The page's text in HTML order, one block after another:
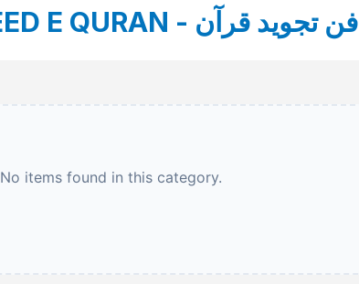
05 - FAN E TAJWEED E QURAN - فن تجوید قرآن
No items found in this category.